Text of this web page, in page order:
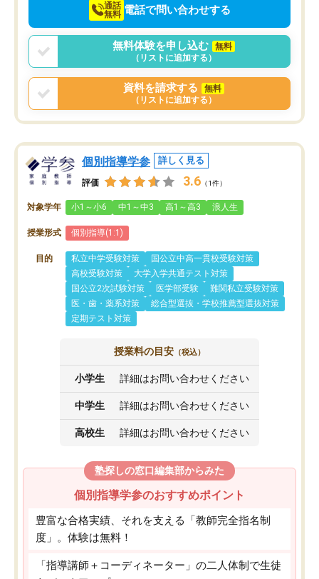
通話
無料 電話で問い合わせする
無料体験を申し込む
無料
（リストに追加する）
資料を請求する
無料
（リストに追加する）
個別指導学参 詳しく見る
評価 3.6 （1件）
対象学年 小1～小6 中1～中3 高1～高3 浪人生
授業形式 個別指導(1:1)
目的 私立中学受験対策
国公立中高一貫校受験対策
高校受験対策
大学入学共通テスト対策
国公立2次試験対策
医学部受験
難関私立受験対策
医・歯・薬系対策
総合型選抜・学校推薦型選抜対策
定期テスト対策
授業料の目安 （税込）
小学生 詳細はお問い合わせください
中学生 詳細はお問い合わせください
高校生 詳細はお問い合わせください
塾探しの窓口編集部からみた
個別指導学参のおすすめポイント
豊富な合格実績、それを支える「教師完全指名制
度」。体験は無料！
「指導講師＋コーディネーター」の二人体制で生徒